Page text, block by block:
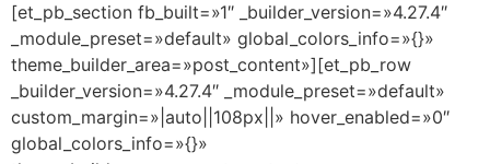
[et_pb_section fb_built=»1″ _builder_version=»4.27.4″
_module_preset=»default» global_colors_info=»{}»
theme_builder_area=»post_content»][et_pb_row
_builder_version=»4.27.4″ _module_preset=»default»
custom_margin=»|auto||108px||» hover_enabled=»0″
global_colors_info=»{}»